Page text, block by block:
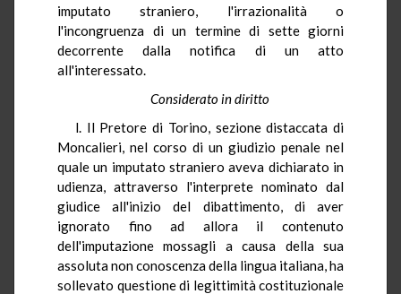
imputato straniero, l'irrazionalità o
l'incongruenza di un termine di sette giorni
decorrente dalla notifica di un atto
all'interessato.
Considerato in diritto
l. Il Pretore di Torino, sezione distaccata di
Moncalieri, nel corso di un giudizio penale nel
quale un imputato straniero aveva dichiarato in
udienza, attraverso l'interprete nominato dal
giudice all'inizio del dibattimento, di aver
ignorato fino ad allora il contenuto
dell'imputazione mossagli a causa della sua
assoluta non conoscenza della lingua italiana, ha
sollevato questione di legittimità costituzionale